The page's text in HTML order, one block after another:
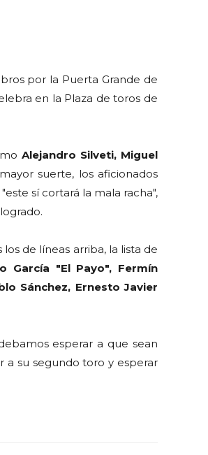
por la Puerta Grande de
en la Plaza de toros de
Alejandro Silveti, Miguel
suerte, los aficionados
sí cortará la mala racha",
de líneas arriba, la lista de
García "El Payo", Fermín
Sánchez, Ernesto Javier
esperar a que sean
a su segundo toro y esperar